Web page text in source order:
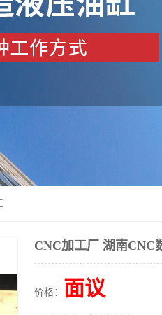
CNC加工厂 湖南CNC
价格： 面议